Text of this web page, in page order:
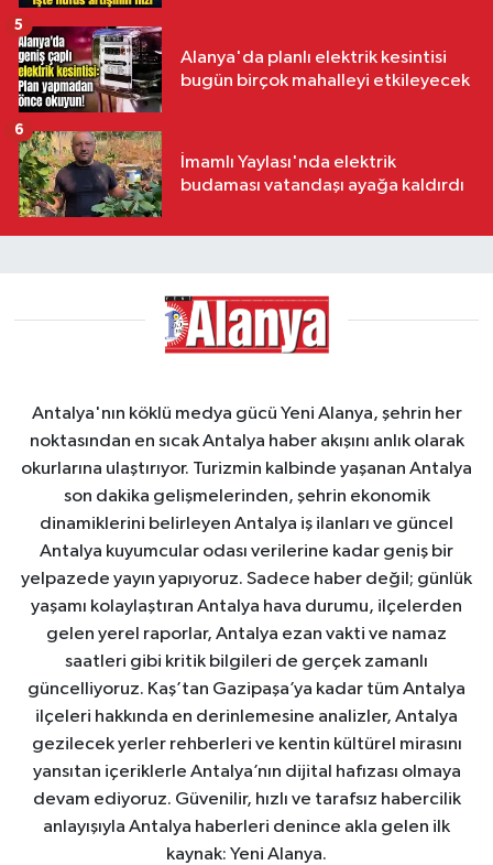
Alanya'da planlı elektrik kesintisi
bugün birçok mahalleyi etkileyecek
5
İmamlı Yaylası'nda elektrik
budaması vatandaşı ayağa kaldırdı
6
Antalya'nın köklü medya gücü Yeni Alanya, şehrin her
noktasından en sıcak Antalya haber akışını anlık olarak
okurlarına ulaştırıyor. Turizmin kalbinde yaşanan Antalya
son dakika gelişmelerinden, şehrin ekonomik
dinamiklerini belirleyen Antalya iş ilanları ve güncel
Antalya kuyumcular odası verilerine kadar geniş bir
yelpazede yayın yapıyoruz. Sadece haber değil; günlük
yaşamı kolaylaştıran Antalya hava durumu, ilçelerden
gelen yerel raporlar, Antalya ezan vakti ve namaz
saatleri gibi kritik bilgileri de gerçek zamanlı
güncelliyoruz. Kaş’tan Gazipaşa’ya kadar tüm Antalya
ilçeleri hakkında en derinlemesine analizler, Antalya
gezilecek yerler rehberleri ve kentin kültürel mirasını
yansıtan içeriklerle Antalya’nın dijital hafızası olmaya
devam ediyoruz. Güvenilir, hızlı ve tarafsız habercilik
anlayışıyla Antalya haberleri denince akla gelen ilk
kaynak: Yeni Alanya.